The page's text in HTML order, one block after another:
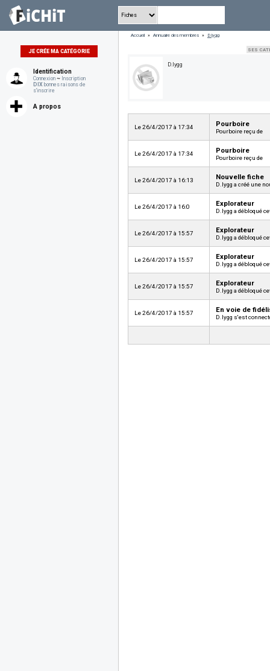
JE CRÉE MA CATÉGORIE
Identification
Connexion ~ Inscription
DIX bonnes raisons de
s'inscrire
A propos
Accueil » Annuaire des membres » D.lygg
SES
D.lygg
Le 26/4/2017 à 17:34 Pourboire
Pourboire reçu de
Le 26/4/2017 à 17:34 Pourboire
Pourboire reçu de
Le 26/4/2017 à 16:13 Nouvelle fiche
D.lygg a créé une
Le 26/4/2017 à 16:0 Explorateur
D.lygg a débloqué
Le 26/4/2017 à 15:57 Explorateur
D.lygg a débloqué
Le 26/4/2017 à 15:57 Explorateur
D.lygg a débloqué
Le 26/4/2017 à 15:57 Explorateur
D.lygg a débloqué
Le 26/4/2017 à 15:57 En voie de
D.lygg s'est